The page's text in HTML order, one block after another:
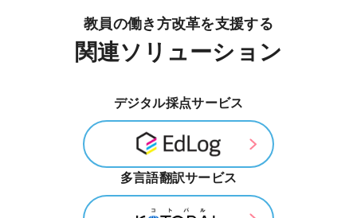
教員の働き方改革を支援する
関連ソリューション
デジタル採点サービス
多言語翻訳サービス